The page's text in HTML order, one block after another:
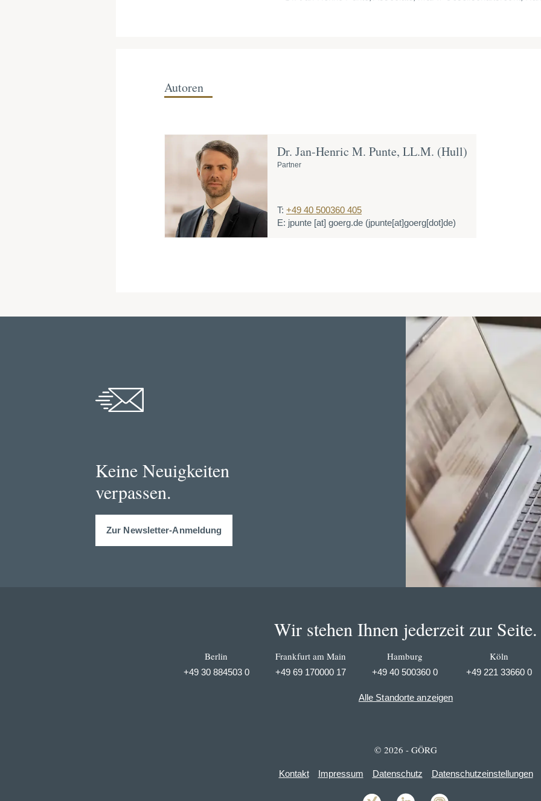
Autoren
Dr. Jan-Henric M. Punte, LL.M. (Hull)
Partner
T: +49 40 500360 405
E: jpunte [at] goerg.de (jpunte[at]goerg[dot]de)
Keine Neuigkeiten
verpassen.
Zur Newsletter-Anmeldung
Wir stehen Ihnen jederzeit zur Seite.
Berlin
+49 30 884503 0
Frankfurt am Main
+49 69 170000 17
Hamburg
+49 40 500360 0
Köln
+49 221 33660 0
Alle Standorte anzeigen
© 2026 - GÖRG
Kontakt Impressum Datenschutz Datenschutzeinstellungen